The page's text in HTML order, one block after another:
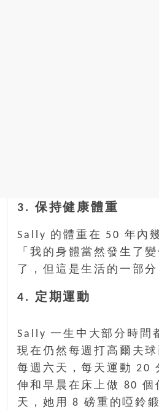
3. 保持健康體重
Sally 的體重在 50 年內
「我的身體當然發生了
了，但這是生活的一部分
4. 定期運動
Sally 一生中大部分時間
現在仍然每週打高爾夫
每週六天，每天運動 20
伸和早晨在床上做 80 個
天，她用 8 磅重的啞鈴